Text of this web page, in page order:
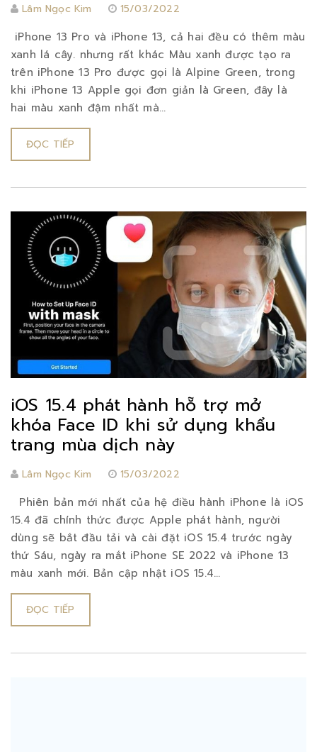
Lâm Ngọc Kim 15/03/2022
iPhone 13 Pro và iPhone 13, cả hai đều có thêm màu
xanh lá cây. nhưng rất khác Màu xanh được tạo ra
trên iPhone 13 Pro được gọi là Alpine Green, trong
khi iPhone 13 Apple gọi đơn giản là Green, đây là
hai màu xanh đậm nhất mà...
ĐỌC TIẾP
iOS 15.4 phát hành hỗ trợ mở
khóa Face ID khi sử dụng khẩu
trang mùa dịch này
Lâm Ngọc Kim 15/03/2022
Phiên bản mới nhất của hệ điều hành iPhone là iOS
15.4 đã chính thức được Apple phát hành, người
dùng sẽ bắt đầu tải và cài đặt iOS 15.4 trước ngày
thứ Sáu, ngày ra mắt iPhone SE 2022 và iPhone 13
màu xanh mới. Bản cập nhật iOS 15.4...
ĐỌC TIẾP